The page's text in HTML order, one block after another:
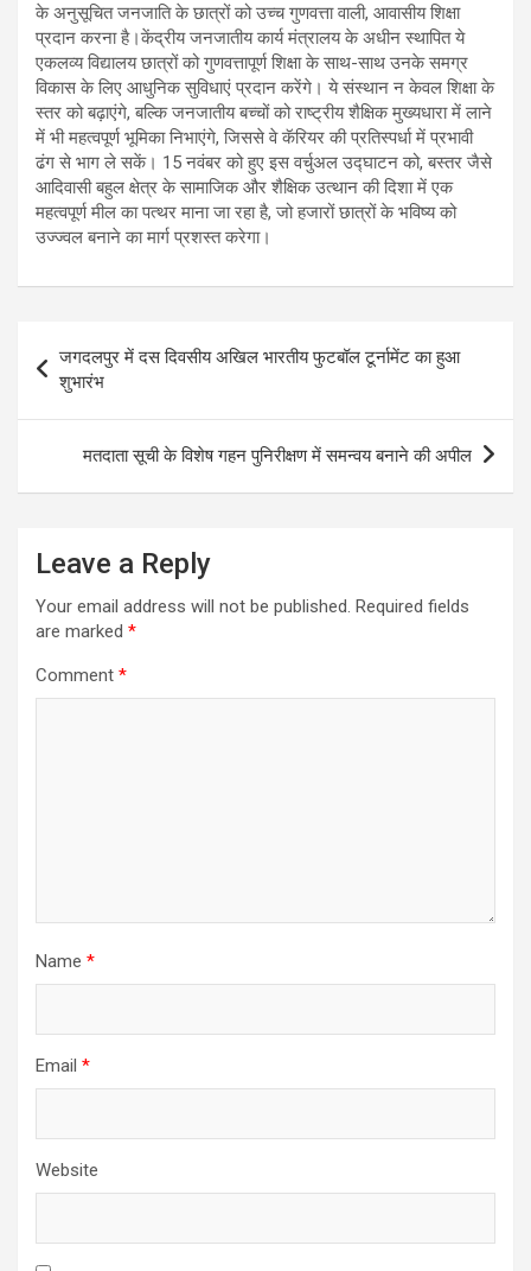
के अनुसूचित जनजाति के छात्रों को उच्च गुणवत्ता वाली, आवासीय शिक्षा
प्रदान करना है।केंद्रीय जनजातीय कार्य मंत्रालय के अधीन स्थापित ये
एकलव्य विद्यालय छात्रों को गुणवत्तापूर्ण शिक्षा के साथ-साथ उनके समग्र
विकास के लिए आधुनिक सुविधाएं प्रदान करेंगे। ये संस्थान न केवल शिक्षा के
स्तर को बढ़ाएंगे, बल्कि जनजातीय बच्चों को राष्ट्रीय शैक्षिक मुख्यधारा में लाने
में भी महत्वपूर्ण भूमिका निभाएंगे, जिससे वे कॅरियर की प्रतिस्पर्धा में प्रभावी
ढंग से भाग ले सकें। 15 नवंबर को हुए इस वर्चुअल उद्घाटन को, बस्तर जैसे
आदिवासी बहुल क्षेत्र के सामाजिक और शैक्षिक उत्थान की दिशा में एक
महत्वपूर्ण मील का पत्थर माना जा रहा है, जो हजारों छात्रों के भविष्य को
उज्ज्वल बनाने का मार्ग प्रशस्त करेगा।
navigation
जगदलपुर में दस दिवसीय अखिल भारतीय फुटबॉल टूर्नामेंट का हुआ
शुभारंभ
मतदाता सूची के विशेष गहन पुनिरीक्षण में समन्वय बनाने की अपील
Leave a Reply
Your email address will not be published. Required fields
are marked *
Comment *
Name *
Email *
Website